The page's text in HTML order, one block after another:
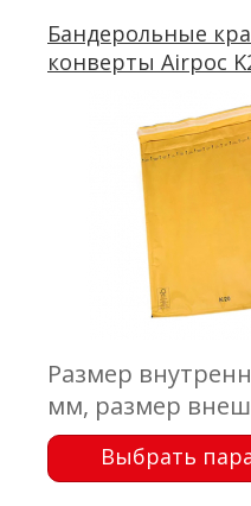
Бандерольные
конверты Airpoc
Размер
мм, размер
370x480 мм,
крафтВыбрать